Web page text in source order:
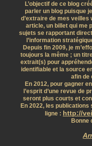
L’objectif de ce blog
parler un blog puisque
d’extraire de mes veilles
article, un billet qui me
sujets se rapportant
l’information
Depuis fin 2009, je
toujours la même ; un
extrait(s) pour
identifiable et la source
afin de
En 2012, pour gagner
l’esprit d’une revue de
seront plus courts et
En 2022, les
ligne : http://
Bonne